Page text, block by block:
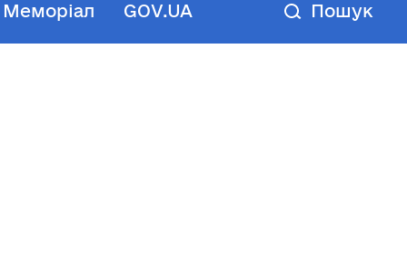
Меморіал GOV.UA Пошук